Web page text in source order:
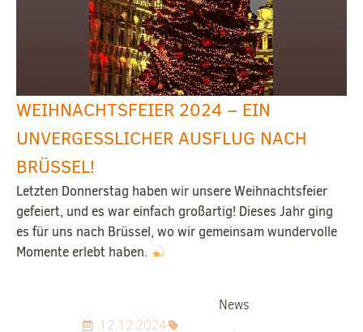
WEIHNACHTSFEIER 2024 – EIN
UNVERGESSLICHER AUSFLUG NACH
BRÜSSEL!
Letzten Donnerstag haben wir unsere Weihnachtsfeier
gefeiert, und es war einfach großartig! Dieses Jahr ging
es für uns nach Brüssel, wo wir gemeinsam wundervolle
Momente erlebt haben.
12.12.2024
News
,